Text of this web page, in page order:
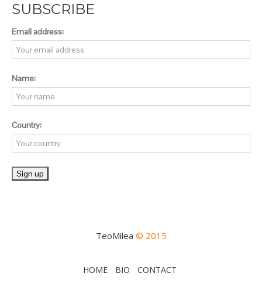
SUBSCRIBE
Email address:
Name:
Country:
TeoMilea © 2015
HOME BIO CONTACT